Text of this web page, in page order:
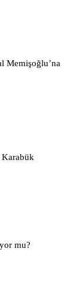
Memişoğlu’na
mu?